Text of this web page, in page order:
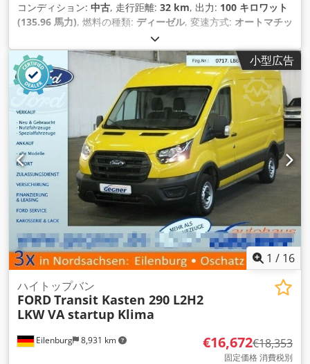
コンディション: 中古, 走行距離: 32 km, 出力: 100 キロワット
(135.96 馬力), 燃料の種類: ディーゼル, 変速方式: オートマチッ
3,250 kg（キログラム）
黒, 座席数:9, 全長:5,050 mm, 全幅:2,275 mm, 全高:2,005
mm, 装備:
ABS（アンチロック・ブレーキ・システム）, すす
フィルター, エアコン, セントラルロック, ナビゲーションシス
テム, 全輪駆動, 電子安定制御プログラム (ESP),
小型広告
1 / 16
Eilenburg 8,931 km
ハイトップバン
FORDTransit Kasten 290 L2H2
LKW VA startup Klima
€16,672€18,353
固定価格 消費税別